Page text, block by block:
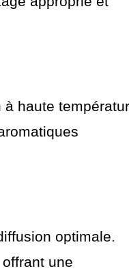
haute
optimale.
une